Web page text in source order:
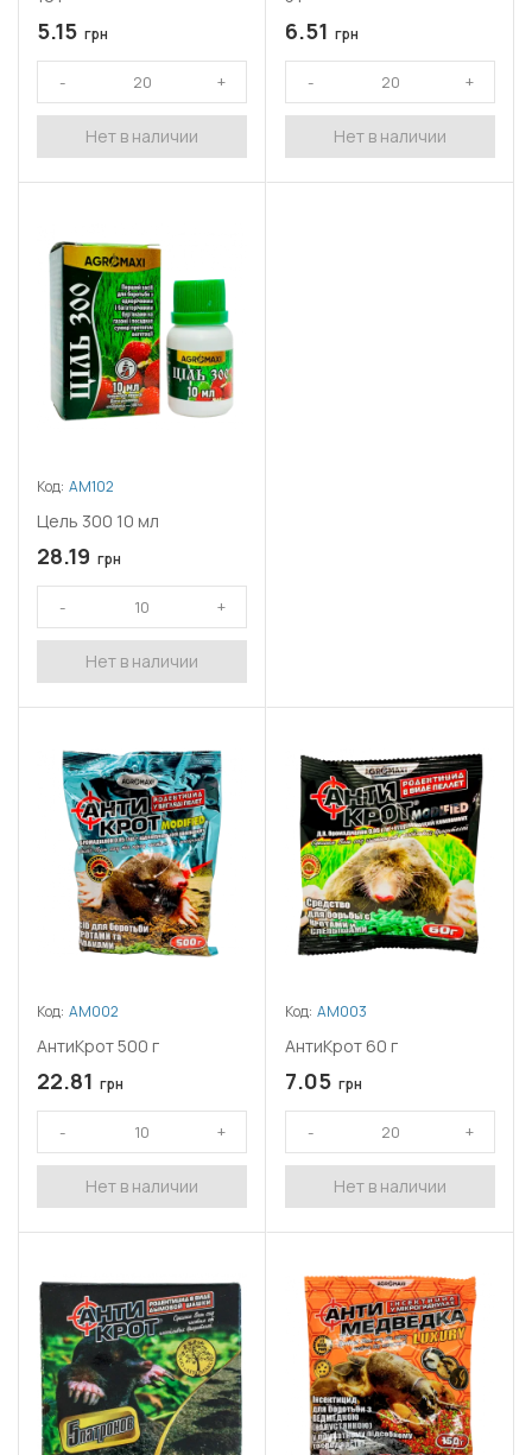
5.15 грн
Нет в наличии
6.51 грн
Нет в наличии
Код: АМ102
Цель 300 10 мл
28.19 грн
Нет в наличии
Код: АМ002
АнтиКрот 500 г
22.81 грн
Нет в наличии
Код: АМ003
АнтиКрот 60 г
7.05 грн
Нет в наличии